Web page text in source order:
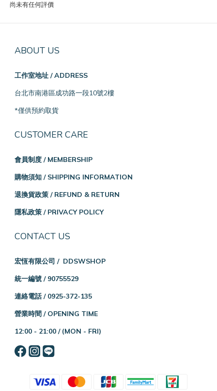
尚未有任何評價
ABOUT US
工作室地址 / ADDRESS
台北市南港區成功路一段10號2樓
*僅供預約取貨
CUSTOMER CARE
會員制度 / MEMBERSHIP
購物須知 / SHIPPING INFORMATION
退換貨政策 / REFUND & RETURN
隱私政策 / PRIVACY POLICY
CONTACT US
宏恆有限公司 / DDSWSHOP
統一編號 / 90755529
連絡電話 / 0925-372-135
營業時間 / OPENING TIME
12:00 - 21:00 / (MON - FRI)